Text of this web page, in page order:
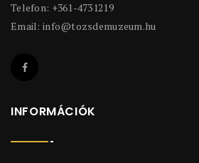
Telefon: +361-4731219
Email: info@tozsdemuzeum.hu
INFORMÁCIÓK